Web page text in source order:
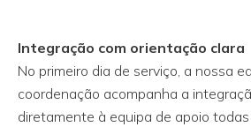
Integração com orientação clara
No primeiro dia de serviço, a nossa
coordenação acompanha a
diretamente à equipa de apoio